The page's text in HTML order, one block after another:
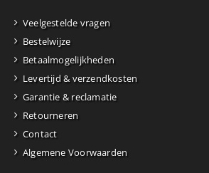
Veelgestelde vragen
Bestelwijze
Betaalmogelijkheden
Levertijd & verzendkosten
Garantie & reclamatie
Retourneren
Contact
Algemene Voorwaarden